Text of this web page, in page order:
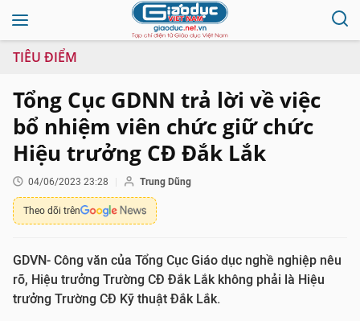
TIÊU ĐIỂM
Tổng Cục GDNN trả lời về việc
bổ nhiệm viên chức giữ chức
Hiệu trưởng CĐ Đắk Lắk
04/06/2023 23:28 Trung Dũng
Theo dõi trên
GDVN- Công văn của Tổng Cục Giáo dục nghề nghiệp nêu
rõ, Hiệu trưởng Trường CĐ Đắk Lắk không phải là Hiệu
trưởng Trường CĐ Kỹ thuật Đắk Lắk.